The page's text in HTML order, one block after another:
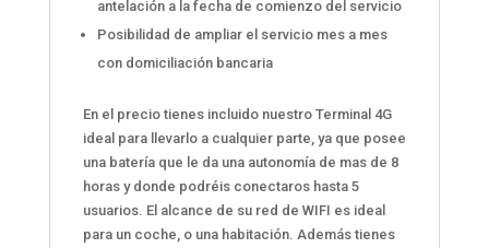
antelación a la fecha de comienzo del servicio
Posibilidad de ampliar el servicio mes a mes
con domiciliación bancaria
En el precio tienes incluido nuestro Terminal 4G
ideal para llevarlo a cualquier parte, ya que posee
una batería que le da una autonomía de mas de 8
horas y donde podréis conectaros hasta 5
usuarios. El alcance de su red de WIFI es ideal
para un coche, o una habitación. Además tienes